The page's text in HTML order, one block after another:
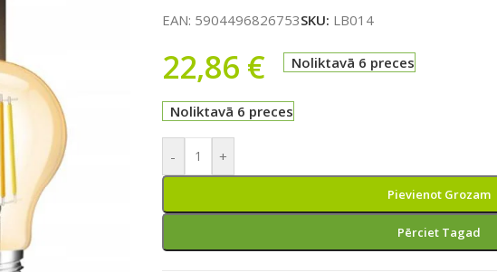
EAN: 5904496826753SKU: LB014
22,86 € Noliktavā 6 preces
Noliktavā 6 preces
- +
Pievienot Grozam
Pērciet Tagad